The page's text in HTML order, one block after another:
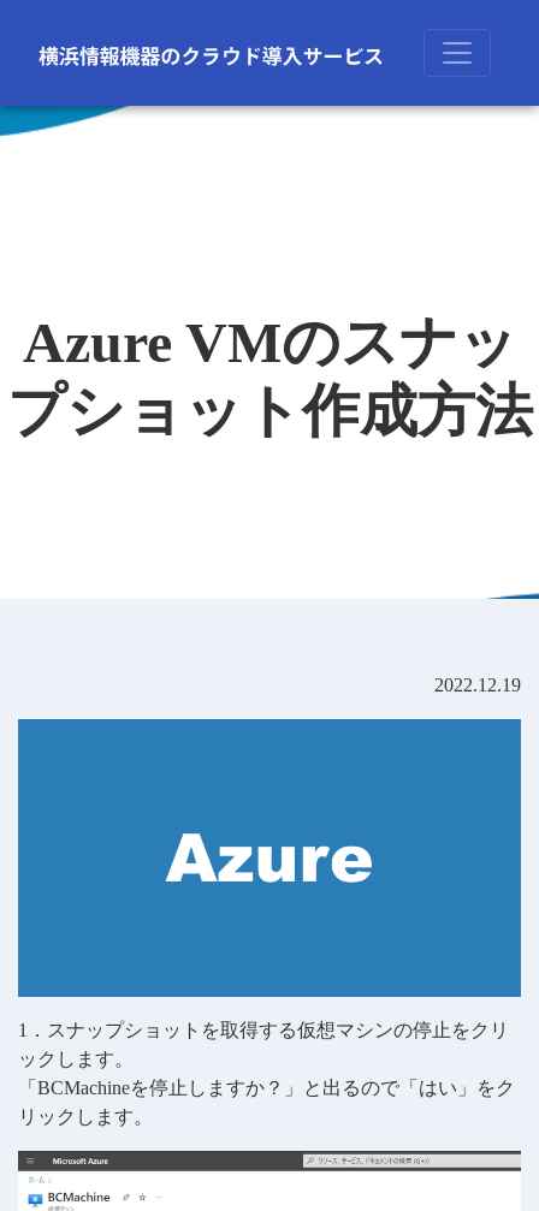
Azure VMのスナッ
プショット作成方法
2022.12.19
1．スナップショットを取得する仮想マシンの停止をクリ
ックします。
「BCMachineを停止しますか？」と出るので「はい」をク
リックします。